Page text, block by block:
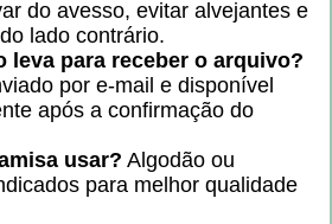
do avesso, evitar alvejantes e
lado contrário.
leva para receber o arquivo?
por e-mail e disponível
após a confirmação do
usar? Algodão ou
para melhor qualidade